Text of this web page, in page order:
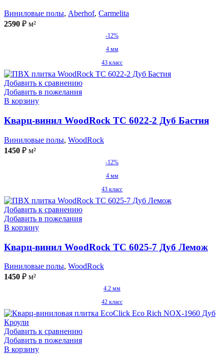
Виниловые полы, Aberhof, Carmelita
2590 ₽ м²
-12%
4 мм
43 класс
Добавить к сравнению
Добавить в пожелания
В корзину
Кварц-винил WoodRock TC 6022-2 Дуб Бастия
Виниловые полы, WoodRock
1450 ₽ м²
-12%
4 мм
43 класс
Добавить к сравнению
Добавить в пожелания
В корзину
Кварц-винил WoodRock TC 6025-7 Дуб Лемож
Виниловые полы, WoodRock
1450 ₽ м²
4.2 мм
42 класс
Добавить к сравнению
Добавить в пожелания
В корзину